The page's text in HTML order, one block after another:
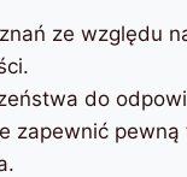
ze względu
do
zapewnić